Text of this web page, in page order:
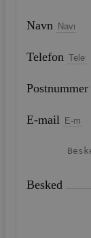
Navn
Telefon
Postnummer
E-mail
Besked